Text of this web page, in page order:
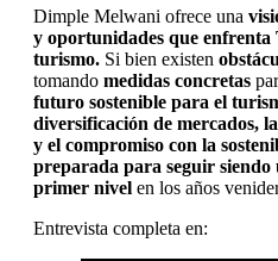
Dimple Melwani ofrece una
y oportunidades que enfrenta
turismo. Si bien existen
tomando medidas concretas
futuro sostenible para el
diversificación de mercados,
y el compromiso con la
preparada para seguir
primer nivel en los años
Entrevista completa en: